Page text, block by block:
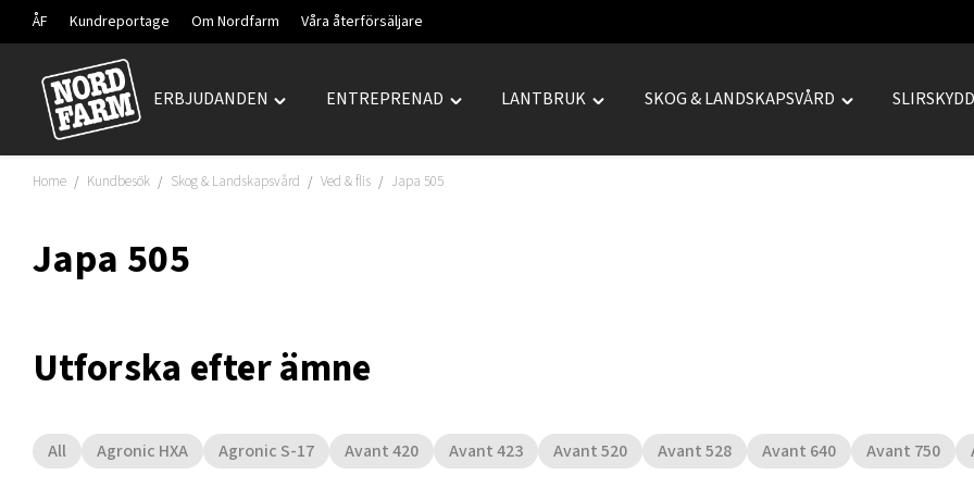
ÅF Kundreportage Om Nordfarm Våra återförsäljare
Hoppa
innehåll
ERBJUDANDEN
Toggle
menu
ENTREPRENAD
Toggle
LANTBRUK
Toggle
SKOG & LANDSKAPSVÅRD
Toggle
SLIRSKYDD
Home / Kundbesök / Skog & Landskapsvård / Ved & flis / Japa 505
Japa 505
Utforska efter ämne
All Agronic HXA Agronic S-17 Avant 420 Avant 423 Avant 520 Avant 528 Avant 640 Avant 750